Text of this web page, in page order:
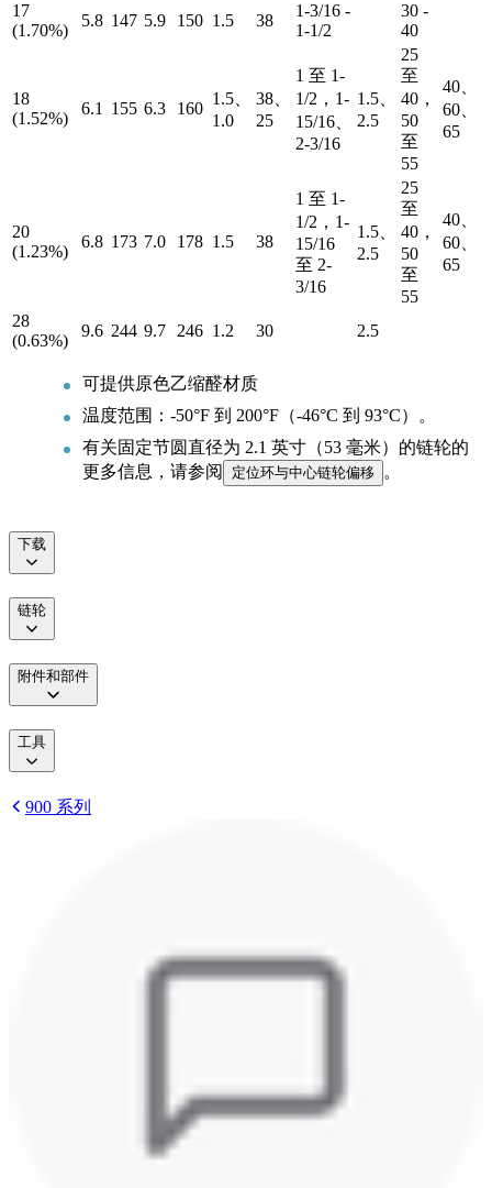
17
(1.70%)
5.8 147 5.9 150 1.5 38
1-3/16 -
1-1/2
30 -
40
18
(1.52%)
6.1 155 6.3 160
1.5、
1.0
38、
25
1 至 1­
1/2，1-
15/16、
2-3/16
1.5、
2.5
25
至
40，
50
至
55
40、
60、
65
20
(1.23%)
6.8 173 7.0 178 1.5 38
1 至 1­
1/2，1­
15/16
至 2­
3/16
1.5、
2.5
25
至
40，
50
至
55
40、
60、
65
28
(0.63%)
9.6 244 9.7 246 1.2 30 2.5
可提供原色乙缩醛材质
温度范围：-50°F 到 200°F（-46°C 到 93°C）。
有关固定节圆直径为 2.1 英寸（53 毫米）的链轮的
更多信息，请参阅
定位环与中心链轮偏移 。
下载
链轮
附件和部件
工具
900 系列